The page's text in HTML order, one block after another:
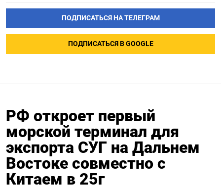
ПОДПИСАТЬСЯ НА ТЕЛЕГРАМ
ПОДПИСАТЬСЯ В GOOGLE
РФ откроет первый
морской терминал для
экспорта СУГ на Дальнем
Востоке совместно с
Китаем в 25г